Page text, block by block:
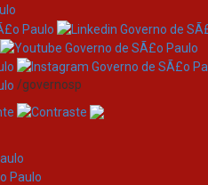
/governosp